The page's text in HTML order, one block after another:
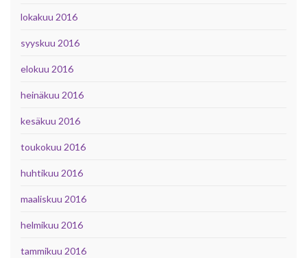
lokakuu 2016
syyskuu 2016
elokuu 2016
heinäkuu 2016
kesäkuu 2016
toukokuu 2016
huhtikuu 2016
maaliskuu 2016
helmikuu 2016
tammikuu 2016